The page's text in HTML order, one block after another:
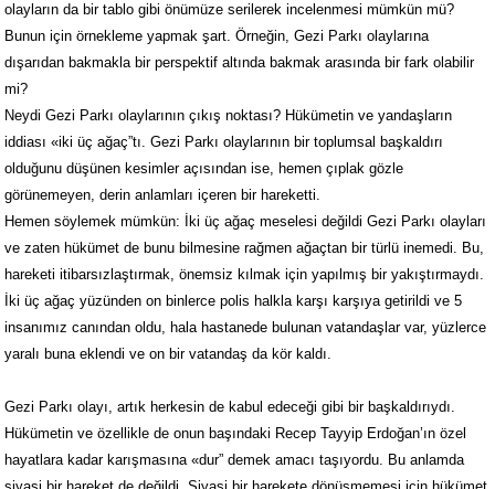
olayların da bir tablo gibi önümüze serilerek incelenmesi mümkün mü?
Bunun için örnekleme yapmak şart. Örneğin, Gezi Parkı olaylarına
dışarıdan bakmakla bir perspektif altında bakmak arasında bir fark olabilir
mi?
Neydi Gezi Parkı olaylarının çıkış noktası? Hükümetin ve yandaşların
iddiası «iki üç ağaç”tı. Gezi Parkı olaylarının bir toplumsal başkaldırı
olduğunu düşünen kesimler açısından ise, hemen çıplak gözle
görünemeyen, derin anlamları içeren bir hareketti.
Hemen söylemek mümkün: İki üç ağaç meselesi değildi Gezi Parkı olayları
ve zaten hükümet de bunu bilmesine rağmen ağaçtan bir türlü inemedi. Bu,
hareketi itibarsızlaştırmak, önemsiz kılmak için yapılmış bir yakıştırmaydı.
İki üç ağaç yüzünden on binlerce polis halkla karşı karşıya getirildi ve 5
insanımız canından oldu, hala hastanede bulunan vatandaşlar var, yüzlerce
yaralı buna eklendi ve on bir vatandaş da kör kaldı.
Gezi Parkı olayı, artık herkesin de kabul edeceği gibi bir başkaldırıydı.
Hükümetin ve özellikle de onun başındaki Recep Tayyip Erdoğan’ın özel
hayatlara kadar karışmasına «dur” demek amacı taşıyordu. Bu anlamda